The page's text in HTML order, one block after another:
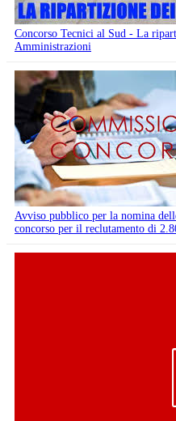
Concorso Tecnici al Sud - La
Amministrazioni
Avviso pubblico per la nomina
concorso per il reclutamento di